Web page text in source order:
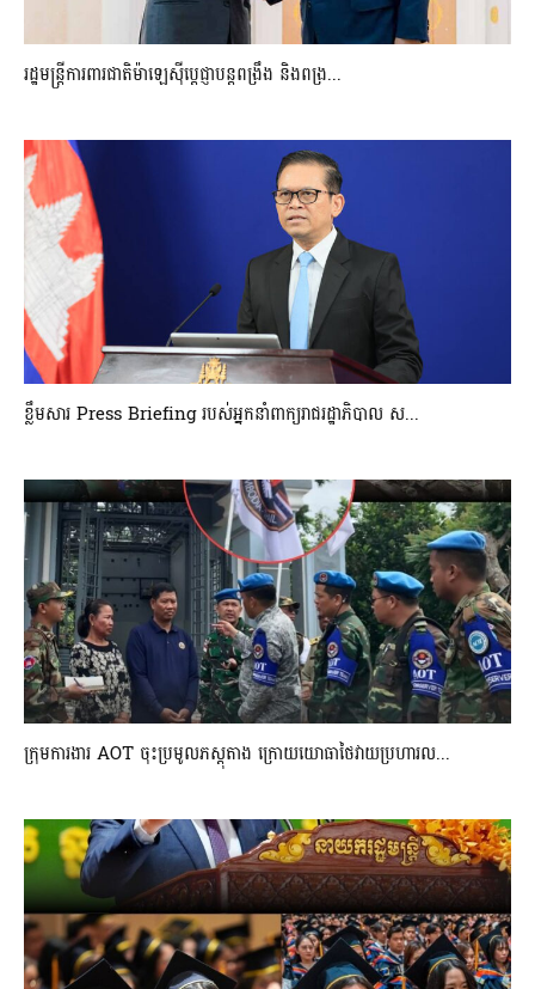
រដ្ឋមន្ត្រីការពារជាតិម៉ាឡេស៊ីប្ដេជ្ញាបន្តពង្រឹង និងពង្រ...
ខ្លឹមសារ Press Briefing របស់អ្នកនាំពាក្យរាជរដ្ឋាភិបាល ស...
ក្រុមការងារ AOT ចុះប្រមូលភស្តុតាង ក្រោយយោធាថៃវាយប្រហារល...